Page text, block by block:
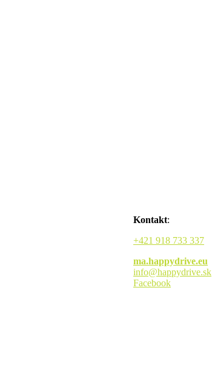
Kontakt:
+421 918 733 337
ma.happydrive.eu
info@happydrive.sk
Facebook